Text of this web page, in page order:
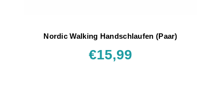
Nordic Walking Handschlaufen (Paar)
€15,99